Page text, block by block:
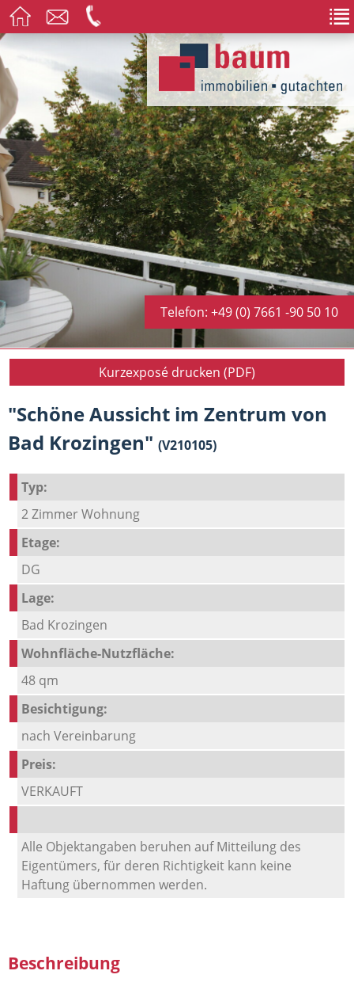
Telefon: +49 (0) 7661 -90 50 10
Kurzexposé drucken (PDF)
"Schöne Aussicht im Zentrum von
Bad Krozingen" (V210105)
Typ:
2 Zimmer Wohnung
Etage:
DG
Lage:
Bad Krozingen
Wohnfläche-Nutzfläche:
48 qm
Besichtigung:
nach Vereinbarung
Preis:
VERKAUFT
Alle Objektangaben beruhen auf Mitteilung des
Eigentümers, für deren Richtigkeit kann keine
Haftung übernommen werden.
Beschreibung